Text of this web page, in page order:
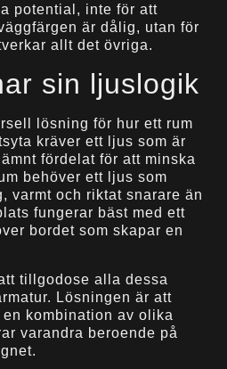
potential, inte för att
är dålig, utan för
allt det övriga.
sin ljuslogik
lösning för hur ett rum
kräver ett ljus som är
fördelat för att minska
behöver ett ljus som
varmt och riktat snarare än
fungerar bäst med ett
bordet som skapar en
tillgodose alla dessa
Lösningen är att
kombination av olika
varandra beroende på